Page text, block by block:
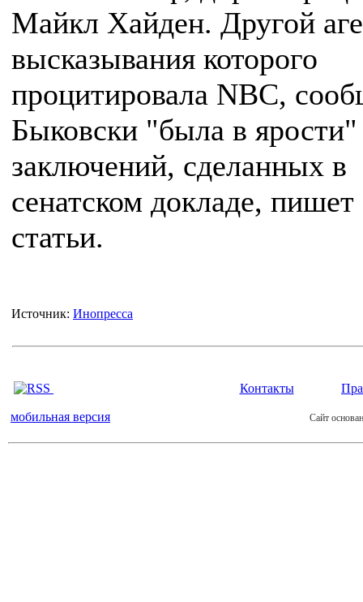
Майкл Хайден. Другой
высказывания которого
процитировала NBC,
Быковски "была в ярости"
заключений, сделанных в
сенатском докладе, пишет
статьи.
Источник: Инопресса
Контакты
мобильная версия Сайт